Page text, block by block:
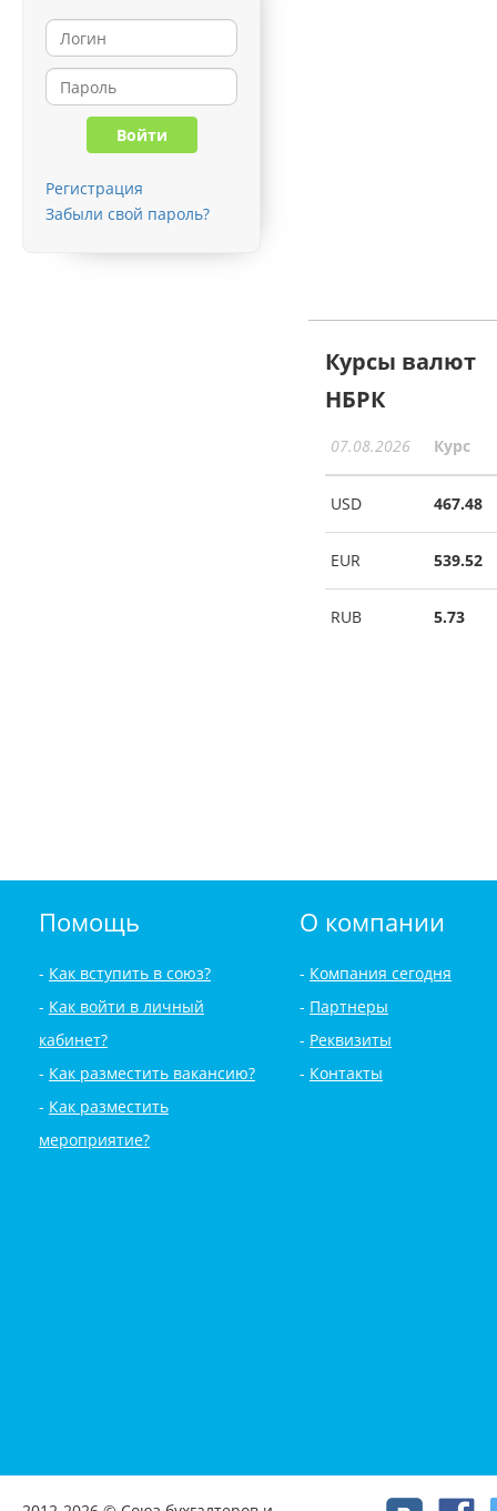
Регистрация
Забыли свой пароль?
Курсы валют
НБРК
07.08.2026 Курс
USD 467.48
EUR 539.52
RUB 5.73
Помощь
Как вступить в союз?
Как войти в личный
кабинет?
Как разместить вакансию?
Как разместить
мероприятие?
О компании
Компания сегодня
Партнеры
Реквизиты
Контакты